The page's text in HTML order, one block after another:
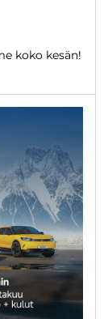
koko kesän!